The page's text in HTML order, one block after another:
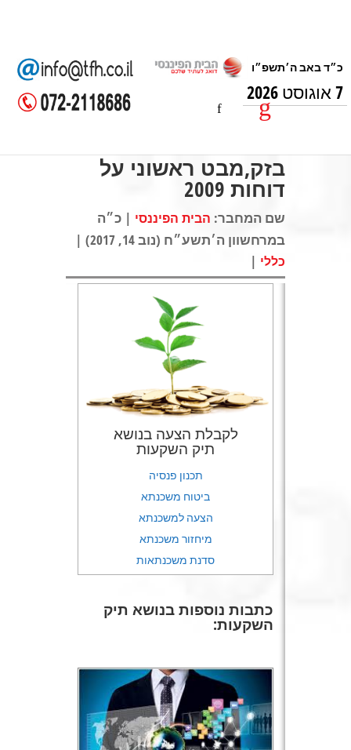
7 אוגוסט 2026
בזק,מבט ראשוני על
דוחות 2009
שם המחבר: הבית הפיננסי | כ״ה
במרחשוון ה׳תשע״ח (נוב 14, 2017) |
כללי |
לקבלת הצעה בנושא
תיק השקעות
תכנון פנסיה
ביטוח משכנתא
הצעה למשכנתא
מיחזור משכנתא
סדנת משכנתאות
כתבות נוספות בנושא תיק
השקעות: